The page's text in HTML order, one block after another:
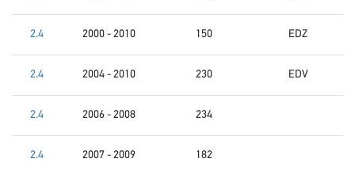
2.4 2000 - 2010 150 EDZ
2.4 2004 - 2010 230 EDV
2.4 2006 - 2008 234
2.4 2007 - 2009 182